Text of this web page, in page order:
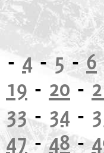
-4- 5 -6
19 - 20 -
33- 34 -
47-48-